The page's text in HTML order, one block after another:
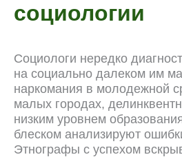
социологии
Социологи нередко
на социально далеком им
наркомания в молодежной
малых городах,
низким уровнем
блеском анализируют
Этнографы с успехом